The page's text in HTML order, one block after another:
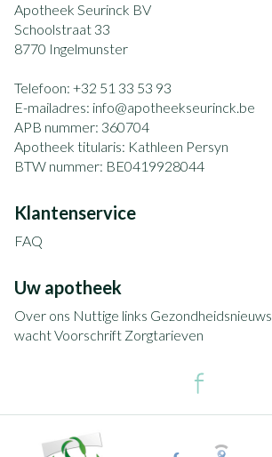
Apotheek Seurinck BV
Schoolstraat 33
8770 Ingelmunster
Telefoon: +32 51 33 53 93
E-mailadres: info@apotheekseurinck.be
APB nummer: 360704
Apotheek titularis: Kathleen Persyn
BTW nummer: BE0419928044
Klantenservice
FAQ
Uw apotheek
Over ons Nuttige links Gezondheidsnieuws
wachtVoorschrift Zorgtarieven